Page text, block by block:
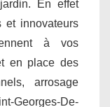
jardin. En effet
et innovateurs
à vos
en place des
arrosage
Georges-De-